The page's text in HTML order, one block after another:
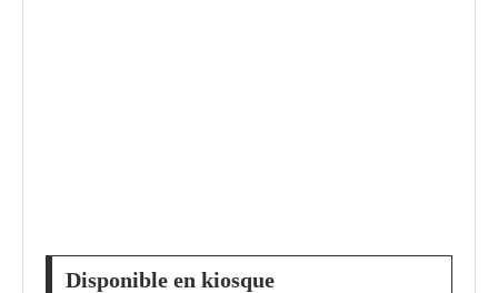
Disponible en kiosque